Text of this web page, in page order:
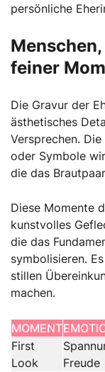
persönliche
feiner
Die Gravur der
ästhetisches
Versprechen.
oder Symbole
die das
Diese Momente
kunstvolles
die das
symbolisieren.
stillen
machen.
MOMENT
First
Look
Freude